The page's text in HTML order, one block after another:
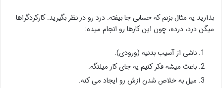
بذارید یه مثال بزنم که حسابی جا بیفته. درد رو در نظر بگیرید. کارکردگراها
میگن درد، درده، چون این کارها رو انجام میده:
ناشی از آسیب بدنیه (ورودی).
باعث میشه فکر کنیم یه جای کار میلنگه.
میل به خلاص شدن ازش رو ایجاد می کنه.